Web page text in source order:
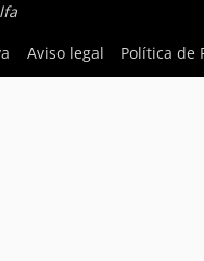
Aviso legal Política de